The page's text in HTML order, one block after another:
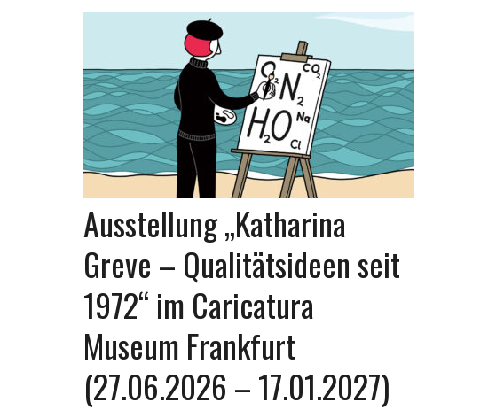
Ausstellung „Katharina
Greve – Qualitätsideen seit
1972“ im Caricatura
Museum Frankfurt
(27.06.2026 – 17.01.2027)